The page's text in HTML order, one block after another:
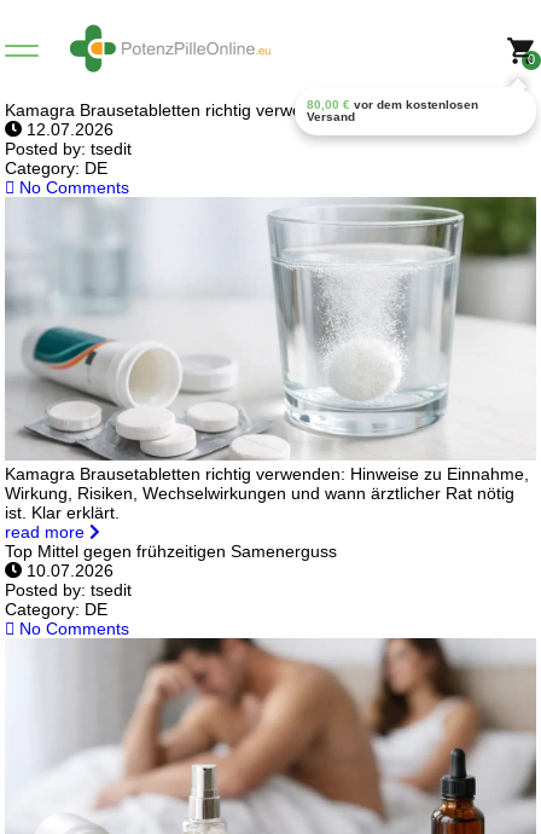
0
80,00 € vor dem kostenlosen
Versand
Kamagra Brausetabletten richtig verwenden
12.07.2026
Posted by:tsedit
Category: DE
No Comments
Kamagra Brausetabletten richtig verwenden: Hinweise zu Einnahme,
Wirkung, Risiken, Wechselwirkungen und wann ärztlicher Rat nötig
ist. Klar erklärt.
read more
Top Mittel gegen frühzeitigen Samenerguss
10.07.2026
Posted by:tsedit
Category: DE
No Comments